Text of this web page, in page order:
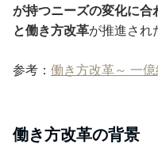
が持つニーズの変化に合
と働き方改革が推進され
参考： 働き方改革～ 一
働き方改革の背景